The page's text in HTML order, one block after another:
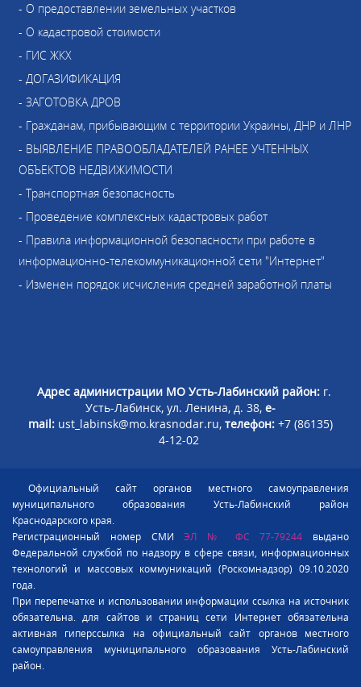
- О предоставлении земельных участков
- О кадастровой стоимости
- ГИС ЖКХ
- ДОГАЗИФИКАЦИЯ
- ЗАГОТОВКА ДРОВ
- Гражданам, прибывающим с территории Украины, ДНР и ЛНР
- ВЫЯВЛЕНИЕ ПРАВООБЛАДАТЕЛЕЙ РАНЕЕ УЧТЕННЫХ
ОБЪЕКТОВ НЕДВИЖИМОСТИ
- Транспортная безопасность
- Проведение комплексных кадастровых работ
- Правила информационной безопасности при работе в
информационно-телекоммуникационной сети "Интернет"
- Изменен порядок исчисления средней заработной платы
Адрес администрации МО Усть-Лабинский район: г.
Усть-Лабинск, ул. Ленина, д. 38, e-
mail: ust_labinsk@mo.krasnodar.ru, телефон: +7 (86135)
4-12-02
Официальный сайт органов местного самоуправления
муниципального образования Усть-Лабинский район
Краснодарского края.
Регистрационный номер СМИЭЛ № ФС 77-79244 выдано
Федеральной службой по надзору в сфере связи, информационных
технологий и массовых коммуникаций (Роскомнадзор) 09.10.2020
года.
При перепечатке и использовании информации ссылка на источник
обязательна. для сайтов и страниц сети Интернет обязательна
активная гиперссылка на официальный сайт органов местного
самоуправления муниципального образования Усть-Лабинский
район.